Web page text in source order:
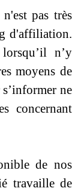
pas très
d'affiliation.
n’y
moyens de
ne
concernant
de nos
travaille de